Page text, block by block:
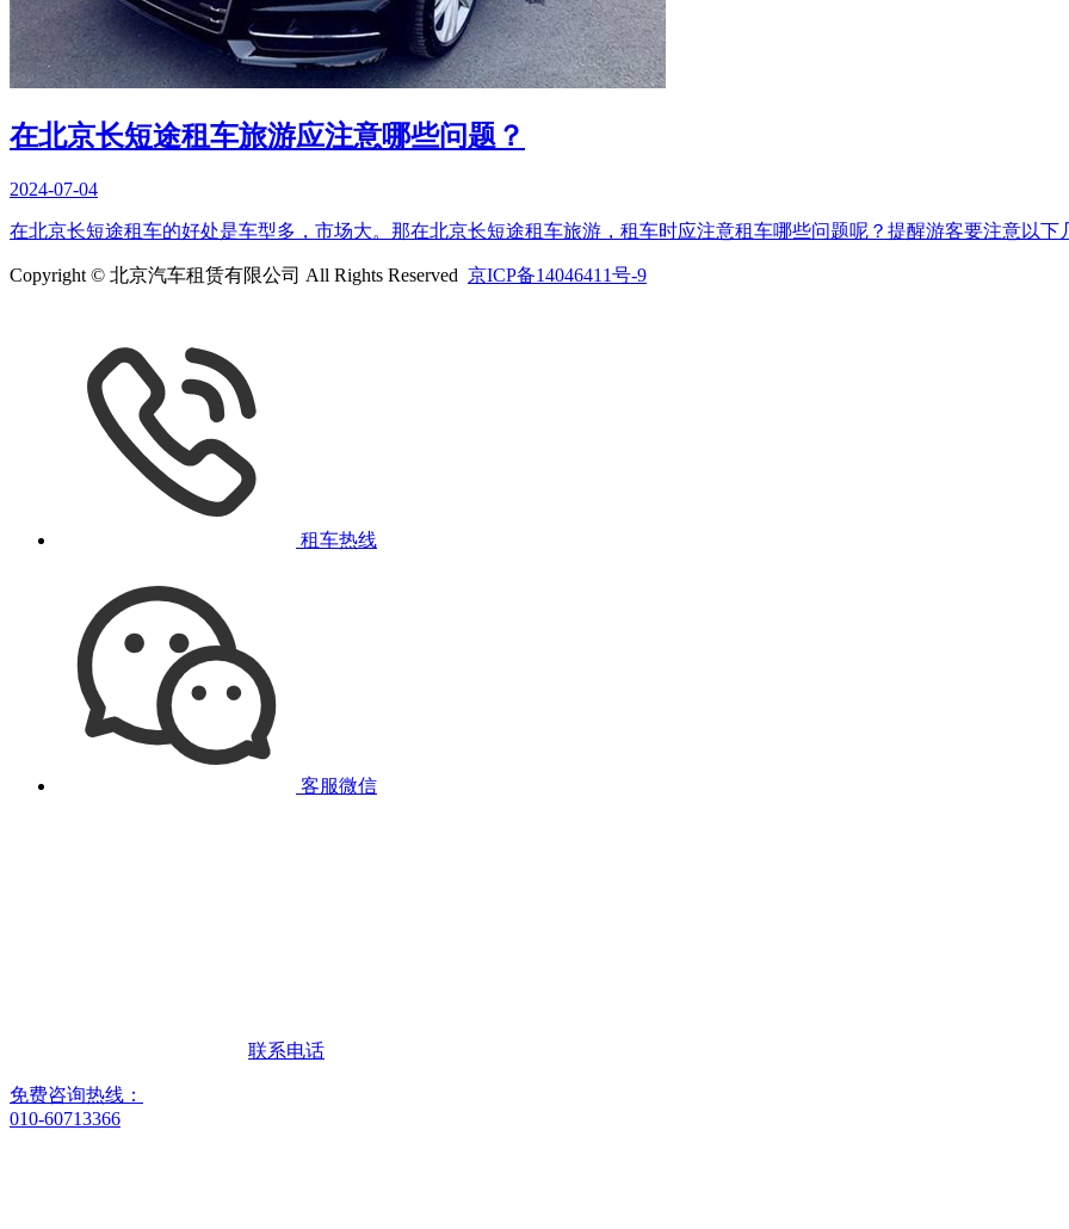
在北京长短途租车旅游应注意哪些问题？
2024-07-04
在北京长短途租车的好处是车型多，市场大。那在北京长短途租车旅游，租车时应注意租车哪些问题呢？提醒游客要注意以下
Copyright © 北京汽车租赁有限公司 All Rights Reserved 京ICP备14046411号-9
租车热线
客服微信
联系电话
免费咨询热线：
010-60713366